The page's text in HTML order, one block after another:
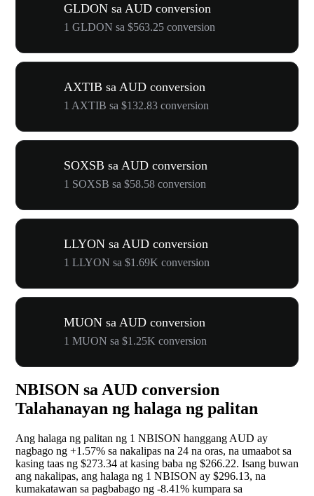
GLDON sa AUD conversion
1 GLDON sa $563.25 conversion
AXTIB sa AUD conversion
1 AXTIB sa $132.83 conversion
SOXSB sa AUD conversion
1 SOXSB sa $58.58 conversion
LLYON sa AUD conversion
1 LLYON sa $1.69K conversion
MUON sa AUD conversion
1 MUON sa $1.25K conversion
NBISON sa AUD conversion
Talahanayan ng halaga ng palitan
Ang halaga ng palitan ng 1 NBISON hanggang AUD ay
nagbago ng +1.57% sa nakalipas na 24 na oras, na umaabot sa
kasing taas ng $273.34 at kasing baba ng $266.22. Isang buwan
ang nakalipas, ang halaga ng 1 NBISON ay $296.13, na
kumakatawan sa pagbabago ng -8.41% kumpara sa